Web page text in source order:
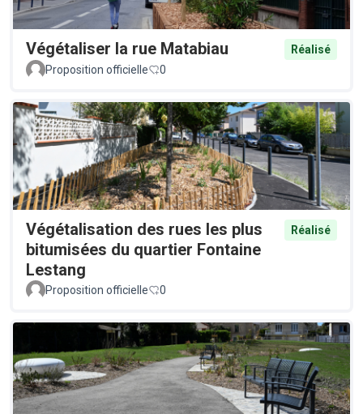
Végétaliser la rue Matabiau
Réalisé
Proposition officielle
0
Végétalisation des rues les plus
bitumisées du quartier Fontaine
Lestang
Réalisé
Proposition officielle 0